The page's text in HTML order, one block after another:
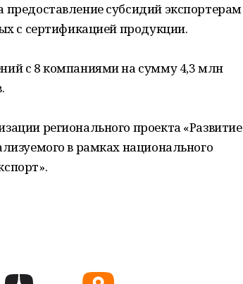
субсидий экспортерам
с сертификацией продукции.
с 8 компаниями на сумму 4,3 млн
регионального проекта «Развитие
в рамках национального